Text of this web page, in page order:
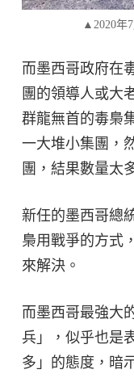
▲2020年
而墨西哥政府在
團的領導人或大
群龍無首的毒梟
一大堆小集團，
團，結果數量太
新任的墨西哥總
梟用戰爭的方式
來解決。
而墨西哥最強大
兵」，似乎也是
多」的態度，暗